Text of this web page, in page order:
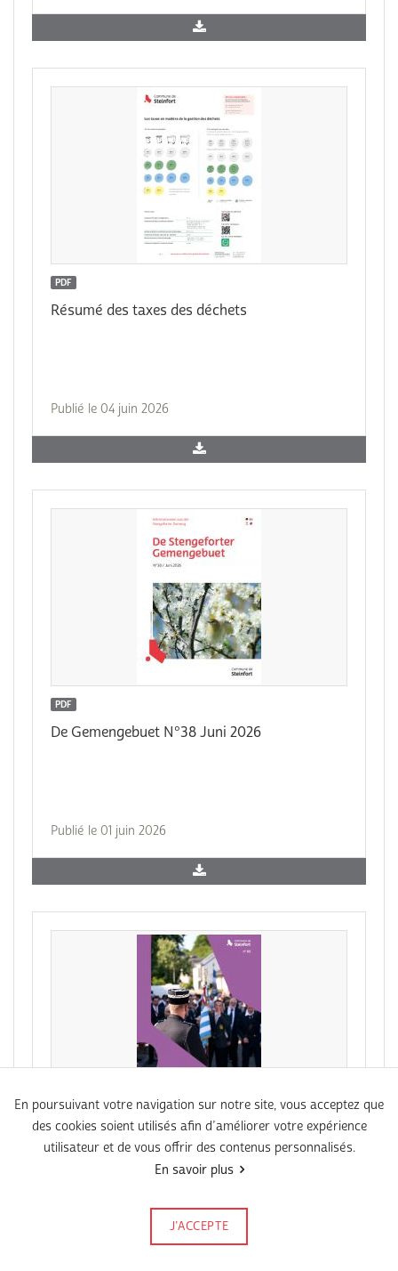
Signalez-le
PDF
Résumé des taxes des déchets
Publié le 04 juin 2026
PDF
De Gemengebuet N°38 Juni 2026
Publié le 01 juin 2026
PDF
Agenda N°86 Juni 2026
En poursuivant votre navigation sur notre site, vous acceptez que
des cookies soient utilisés afin d’améliorer votre expérience
utilisateur et de vous offrir des contenus personnalisés.
En savoir plus
J’ACCEPTE